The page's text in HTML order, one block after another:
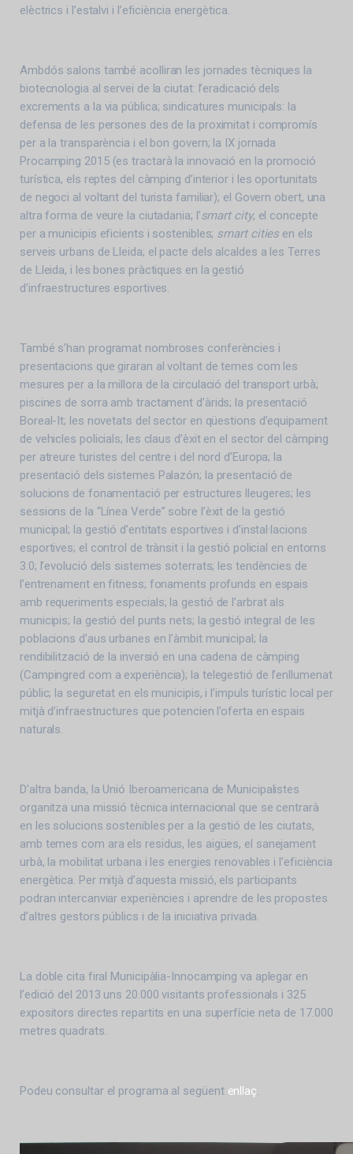
elèctrics i l’estalvi i l’eficiència energètica.
Ambdós salons també acolliran les jornades tècniques la
biotecnologia al servei de la ciutat: l’eradicació dels
excrements a la via pública; sindicatures municipals: la
defensa de les persones des de la proximitat i compromís
per a la transparència i el bon govern; la IX jornada
Procamping 2015 (es tractarà la innovació en la promoció
turística, els reptes del càmping d’interior i les oportunitats
de negoci al voltant del turista familiar); el Govern obert, una
altra forma de veure la ciutadania; l’smart city, el concepte
per a municipis eficients i sostenibles; smart cities en els
serveis urbans de Lleida; el pacte dels alcaldes a les Terres
de Lleida, i les bones pràctiques en la gestió
d’infraestructures esportives.
També s’han programat nombroses conferències i
presentacions que giraran al voltant de temes com les
mesures per a la millora de la circulació del transport urbà;
piscines de sorra amb tractament d’àrids; la presentació
Boreal-It; les novetats del sector en qüestions d’equipament
de vehicles policials; les claus d’èxit en el sector del càmping
per atreure turistes del centre i del nord d’Europa; la
presentació dels sistemes Palazón; la presentació de
solucions de fonamentació per estructures lleugeres; les
sessions de la “Línea Verde” sobre l’èxit de la gestió
municipal; la gestió d’entitats esportives i d’instal·lacions
esportives; el control de trànsit i la gestió policial en entorns
3.0; l’evolució dels sistemes soterrats; les tendències de
l’entrenament en fitness; fonaments profunds en espais
amb requeriments especials; la gestió de l’arbrat als
municipis; la gestió del punts nets; la gestió integral de les
poblacions d’aus urbanes en l’àmbit municipal; la
rendibilització de la inversió en una cadena de càmping
(Campingred com a experiència); la telegestió de l’enllumenat
públic; la seguretat en els municipis, i l’impuls turístic local per
mitjà d’infraestructures que potencien l’oferta en espais
naturals.
D’altra banda, la Unió Iberoamericana de Municipalistes
organitza una missió tècnica internacional que se centrarà
en les solucions sostenibles per a la gestió de les ciutats,
amb temes com ara els residus, les aigües, el sanejament
urbà, la mobilitat urbana i les energies renovables i l’eficiència
energètica. Per mitjà d’aquesta missió, els participants
podran intercanviar experiències i aprendre de les propostes
d’altres gestors públics i de la iniciativa privada.
La doble cita firal Municipàlia-Innocamping va aplegar en
l’edició del 2013 uns 20.000 visitants professionals i 325
expositors directes repartits en una superfície neta de 17.000
metres quadrats.
Podeu consultar el programa al següent enllaç